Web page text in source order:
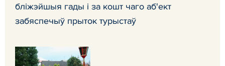
бліжэйшыя гады і за кошт чаго аб'ект
забяспечыў прыток турыстаў